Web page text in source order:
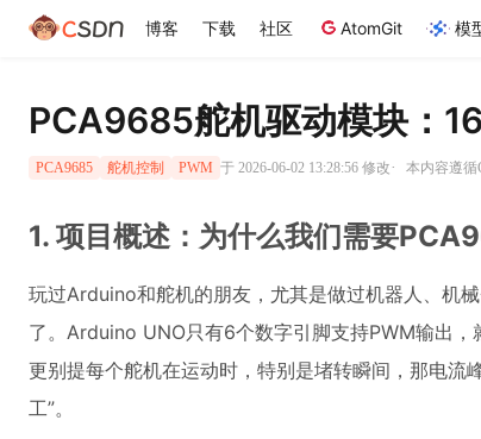
博客 下载 社区 AtomGit 模
PCA9685舵机驱动模块：
PCA9685 舵机控制 PWM 于 2026-06-02 13:28:56 修改· 本内容遵循
1. 项目概述：为什么我们需要
玩过Arduino和舵机的朋友，尤其是做过机器人、机
了。Arduino UNO只有6个数字引脚支持PWM输出，
更别提每个舵机在运动时，特别是堵转瞬间，那电
工”。